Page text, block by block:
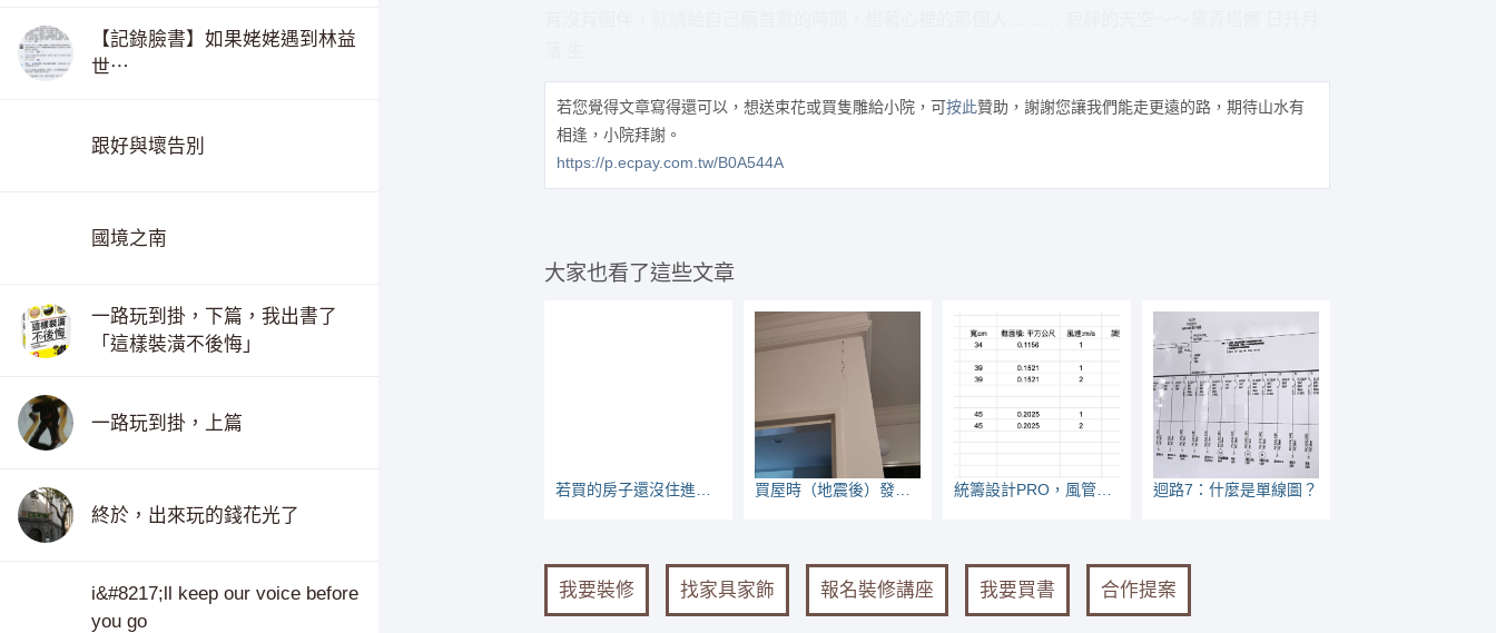
【記錄臉書】如果姥姥遇到林益
世⋯
跟好與壞告別
國境之南
一路玩到掛，下篇，我出書了
「這樣裝潢不後悔」
一路玩到掛，上篇
終於，出來玩的錢花光了
i&#8217;ll keep our voice before
you go
若您覺得文章寫得還可以，想送束花或買隻雕給小院，可按此贊助，謝謝您讓我們能走更遠的路，期待山水有
相逢，小院拜謝。
https://p.ecpay.com.tw/B0A544A
大家也看了這些文章
若買的房子還沒住進去，怎麼知道CO2會不會超標？ 買屋時（地震後）發現裂縫，如何看有無危險？ 統籌設計PRO，風管風速風量記錄文 迴路7：什麼是單線圖？
我要裝修 找家具家飾 報名裝修講座 我要買書 合作提案